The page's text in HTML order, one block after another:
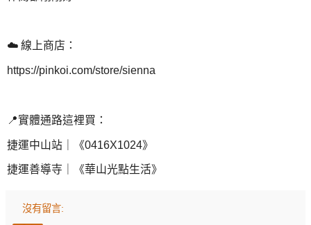
☁️ 線上商店：
https://pinkoi.com/store/sienna
📍實體通路這裡買：
捷運中山站｜《0416X1024》
捷運善導寺｜《華山光點生活》
沒有留言: